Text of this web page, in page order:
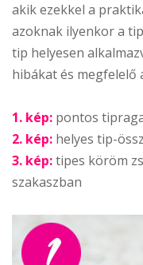
akik ezekkel a
azoknak ilyenkor a
tip helyesen
hibákat és megfelelő
1. kép: pontos
2. kép: helyes tip-
3. kép:tipes köröm
szakaszban